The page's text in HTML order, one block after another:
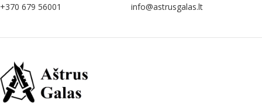
+370 679 56001 info@astrusgalas.lt